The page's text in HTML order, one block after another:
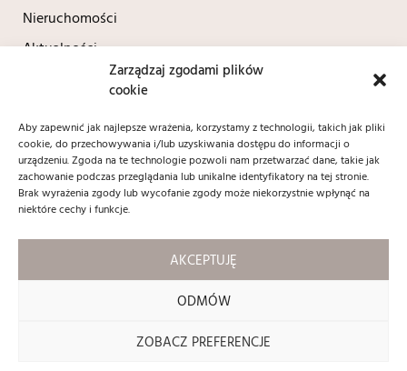
Zarządzaj zgodami plików
cookie
Aby zapewnić jak najlepsze wrażenia, korzystamy z technologii, takich jak pliki
cookie, do przechowywania i/lub uzyskiwania dostępu do informacji o
urządzeniu. Zgoda na te technologie pozwoli nam przetwarzać dane, takie jak
zachowanie podczas przeglądania lub unikalne identyfikatory na tej stronie.
Brak wyrażenia zgody lub wycofanie zgody może niekorzystnie wpłynąć na
niektóre cechy i funkcje.
AKCEPTUJĘ
ODMÓW
ZOBACZ PREFERENCJE
Nieruchomości
Aktualności
Kontakt
+48 604 690 037
biuro@contractnieruchomosci.pl
Social media:
Copyright 2024 © contractnieruchomosci.pl